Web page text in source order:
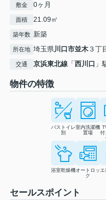
敷金 0ヶ月
面積 21.09㎡
築年数 新築
所在地 埼玉県川口市並木３丁
交通 京浜東北線 「西川口 」
物件の特徴
バストイレ
別
室内洗濯機
置場
付
浴室乾燥機オートロッ
ク
エ
セールスポイント